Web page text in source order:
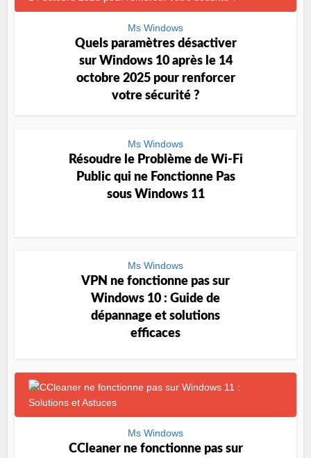
Ms Windows
Quels paramètres désactiver
sur Windows 10 après le 14
octobre 2025 pour renforcer
votre sécurité ?
Ms Windows
Résoudre le Problème de Wi-Fi
Public qui ne Fonctionne Pas
sous Windows 11
Ms Windows
VPN ne fonctionne pas sur
Windows 10 : Guide de
dépannage et solutions
efficaces
Ms Windows
CCleaner ne fonctionne pas sur